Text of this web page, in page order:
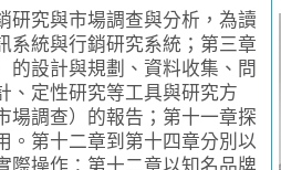
究與市場調查與分析，為讀
系統與行銷研究系統；第三章
的設計與規劃、資料收集、問
、定性研究等工具與研究方
場調查）的報告；第十一章探
。第十二章到第十四章分別以